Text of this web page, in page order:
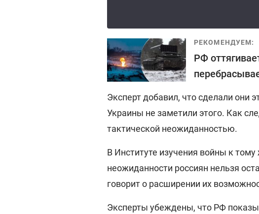
РЕКОМЕНДУЕМ:
РФ
Эксперт добавил, что сделали они
Украины не заметили этого. Как
тактической неожиданностью.
В Институте изучения войны к
неожиданности россиян нельзя
говорит о расширении их
Эксперты убеждены, что РФ